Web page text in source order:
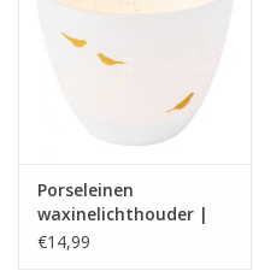
Porseleinen
waxinelichthouder |
Poetry light | vogels |
€14,99